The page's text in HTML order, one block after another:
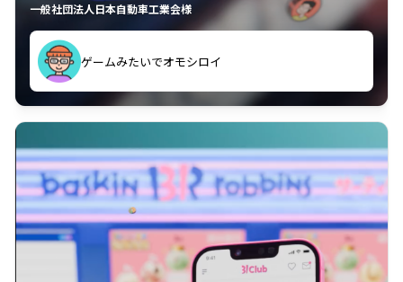
一般社団法人日本自動車工業会様
ゲームみたいでオモシロイ
久々のモーターショーがアプリでもっと楽しめました